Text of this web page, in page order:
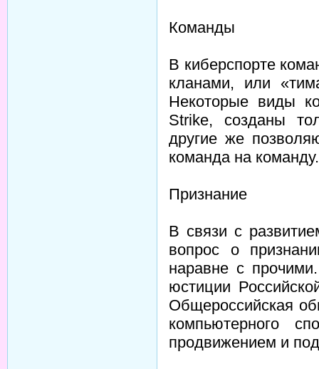
Команды
В киберспорте
кланами, или
Некоторые виды
Strike, созданы
другие же
команда на команду.
Признание
В связи с
вопрос о
наравне с
юстиции
Общероссийская
компьютерного
продвижением и